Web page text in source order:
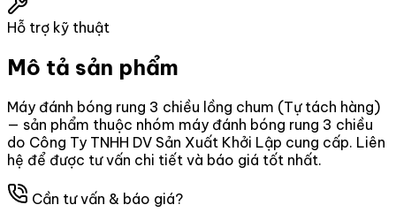
Hỗ trợ kỹ thuật
Mô tả sản phẩm
Máy đánh bóng rung 3 chiều lồng chum (Tự tách hàng)
— sản phẩm thuộc nhóm máy đánh bóng rung 3 chiều
do Công Ty TNHH DV Sản Xuất Khởi Lập cung cấp. Liên
hệ để được tư vấn chi tiết và báo giá tốt nhất.
Cần tư vấn & báo giá?